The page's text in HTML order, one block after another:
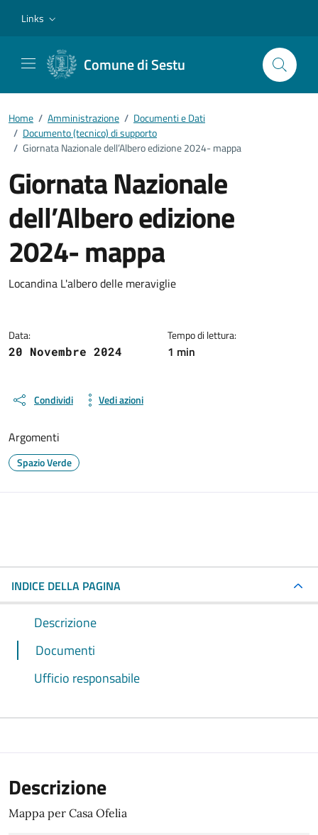
Links
Comune di Sestu
Home / Amministrazione / Documenti e Dati
/ Documento (tecnico) di supporto
/ Giornata Nazionale dell’Albero edizione 2024- mappa
Giornata Nazionale
dell’Albero edizione
2024- mappa
Dettagli del documento
Locandina L'albero delle meraviglie
Data:
20 Novembre 2024
Tempo di lettura:
1 min
Condividi Vedi azioni
Argomenti
Spazio Verde
INDICE DELLA PAGINA
Descrizione
Documenti
Ufficio responsabile
Descrizione
Mappa per Casa Ofelia